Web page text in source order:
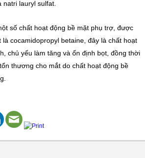
lauryl sulfat.
số chất hoạt động bề mặt phụ trợ, được
cocamidopropyl betaine, đây là chất hoạt
chủ yếu làm tăng và ổn định bọt, đồng thời
thương cho mắt do chất hoạt động bề